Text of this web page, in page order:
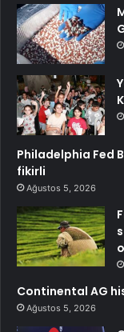
Philadelphia Fed
fikirli
Ağustos 5, 2026
Continental AG
Ağustos 5, 2026